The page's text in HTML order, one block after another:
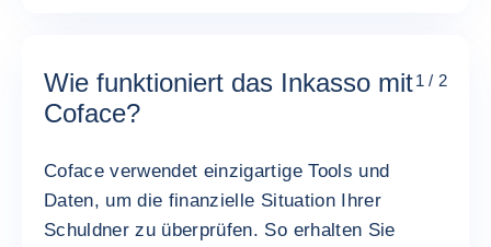
Wie funktioniert das Inkasso mit
Coface?
1 / 2
Coface verwendet einzigartige Tools und
Daten, um die finanzielle Situation Ihrer
Schuldner zu überprüfen. So erhalten Sie